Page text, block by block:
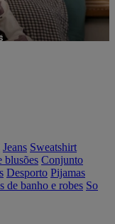
Jeans Sweatshirt
blusões Conjunto
Desporto Pijamas
de banho e robes So